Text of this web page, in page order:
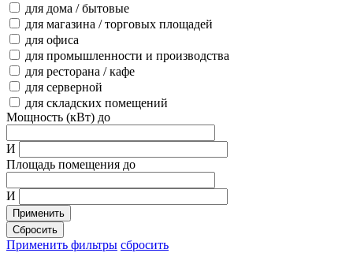
для дома / бытовые
для магазина / торговых площадей
для офиса
для промышленности и производства
для ресторана / кафе
для серверной
для складских помещений
Мощность (кВт) до
И
Площадь помещения до
И
Применить
Сбросить
Применить фильтры сбросить